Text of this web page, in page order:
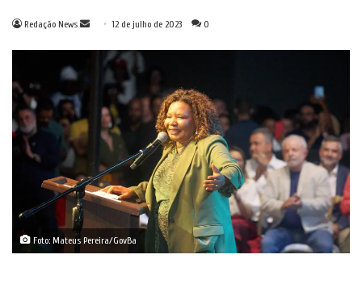
Redação News
Mande
mail
12 de julho de 2023 0
Foto: Mateus Pereira/GovBa